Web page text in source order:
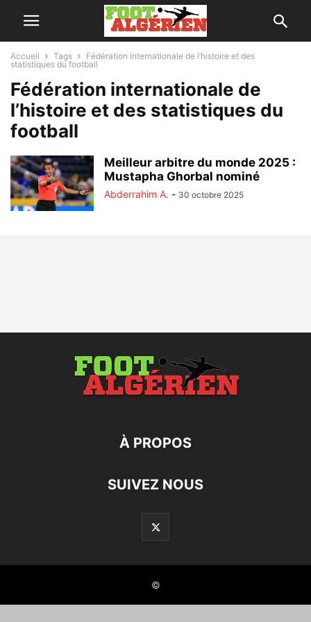
Accueil Tags
Fédération internationale de l’histoire et des
statistiques du football
Fédération internationale de
l’histoire et des statistiques du
football
Meilleur arbitre du monde 2025 :
Mustapha Ghorbal nominé
Abderrahim A. - 30 octobre 2025
À PROPOS
SUIVEZ NOUS
©